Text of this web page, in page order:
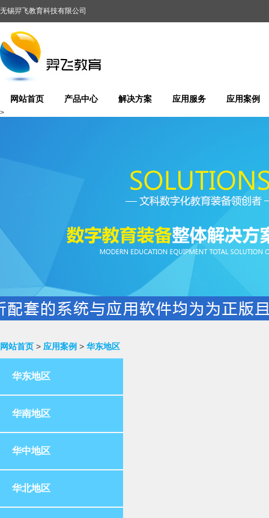
无锡羿飞教育科技有限公司
网站首页 产品中心 解决方案 应用服务 应用案例
>
网站首页 > 应用案例 > 华东地区
华东地区
华南地区
华中地区
华北地区